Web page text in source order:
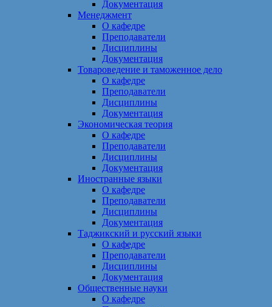
Документация
Менеджмент
О кафедре
Преподаватели
Дисциплины
Документация
Товароведение и таможенное дело
О кафедре
Преподаватели
Дисциплины
Документация
Экономическая теория
О кафедре
Преподаватели
Дисциплины
Документация
Иностранные языки
О кафедре
Преподаватели
Дисциплины
Документация
Таджикский и русский языки
О кафедре
Преподаватели
Дисциплины
Документация
Общественные науки
О кафедре